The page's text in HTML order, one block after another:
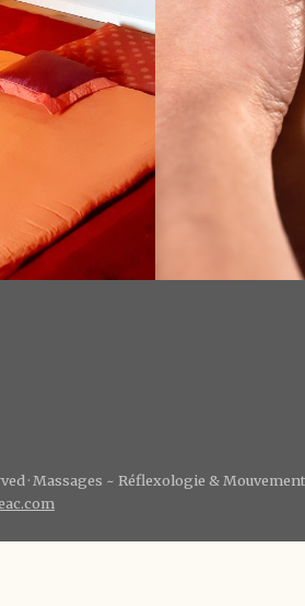
· Massages ~ Réflexologie & Mouvement